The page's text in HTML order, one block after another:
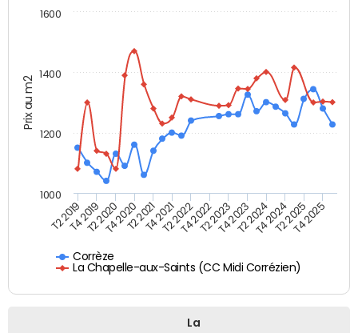
Prix au m2
Corrèze
La Chapelle-aux-Saints (CC Midi Corrézien)
T2 2019T4 2019T2 2020T4 2020T2 2021T4 2021T2 2022T4 2022T2 2023T4 2023T2 2024T4 2024T2 2025T4 2025
1000
1200
1400
1600
La